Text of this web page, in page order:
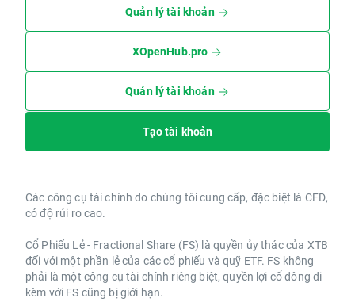
Quản lý tài khoản
XOpenHub.pro
Quản lý tài khoản
Tạo tài khoản
Các công cụ tài chính do chúng tôi cung cấp, đặc biệt là CFD,
có độ rủi ro cao.
Cổ Phiếu Lẻ - Fractional Share (FS) là quyền ủy thác của XTB
đối với một phần lẻ của các cổ phiếu và quỹ ETF. FS không
phải là một công cụ tài chính riêng biệt, quyền lợi cổ đông đi
kèm với FS cũng bị giới hạn.